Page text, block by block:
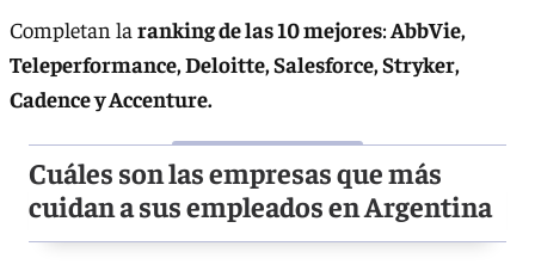
Completan la ranking de las 10 mejores:AbbVie,
Teleperformance, Deloitte, Salesforce, Stryker,
Cadence y Accenture.
Cuáles son las empresas que más
cuidan a sus empleados en Argentina